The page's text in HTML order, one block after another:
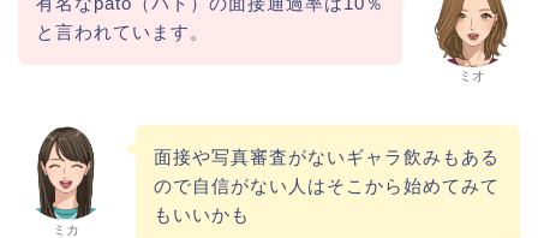
ミオ
と言われています。
ミカ
面接や写真審査がないギャラ飲みもある
ので自信がない人はそこから始めてみて
もいいかも